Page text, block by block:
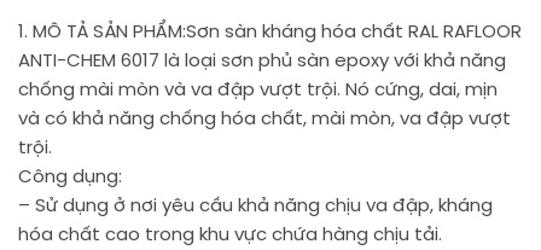
1. MÔ TẢ SẢN PHẨM:Sơn sàn kháng hóa chất RAL RAFLOOR
ANTI-CHEM 6017 là loại sơn phủ sàn epoxy với khả năng
chống mài mòn và va đập vượt trội. Nó cứng, dai, mịn
và có khả năng chống hóa chất, mài mòn, va đập vượt
trội.
Công dụng:
– Sử dụng ở nơi yêu cầu khả năng chịu va đập, kháng
hóa chất cao trong khu vực chứa hàng chịu tải.